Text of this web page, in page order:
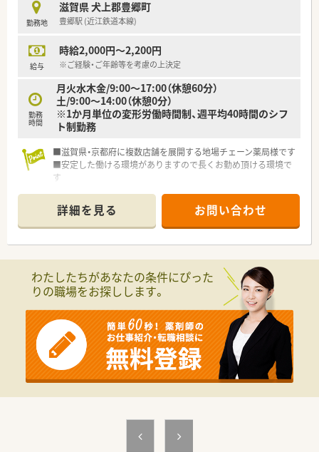
勤務地
滋賀県 犬上郡豊郷町
豊郷駅 (近江鉄道本線)
給与
時給2,000円～2,200円
※ご経験・ご年齢等を考慮の上決定
勤務
時間
月火水木金/9:00～17:00（休憩60分）
土/9:00～14:00（休憩0分）
※1か月単位の変形労働時間制、週平均40時間のシフ
ト制勤務
■滋賀県・京都府に複数店舗を展開する地場チェーン薬局様です
■安定した働ける環境がありますので長くお勤め頂ける環境で
す
■今ならご勤務曜日・時間などご相談可能です
詳細を見る お問い合わせ
わたしたちがあなたの条件にぴった
りの職場をお探しします。